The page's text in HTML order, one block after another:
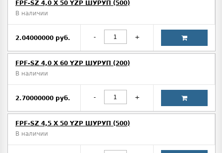
FPF-SZ 4,0 X 50 YZP ШУРУП (500)
В наличии
2.04000000 руб. - +
FPF-SZ 4,0 X 60 YZP ШУРУП (200)
В наличии
2.70000000 руб. - +
FPF-SZ 4,5 X 50 YZP ШУРУП (500)
В наличии